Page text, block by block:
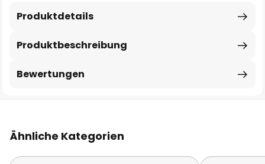
Produktbeschreibung
Produktdetails
Bewertungen
Ähnliche Kategorien